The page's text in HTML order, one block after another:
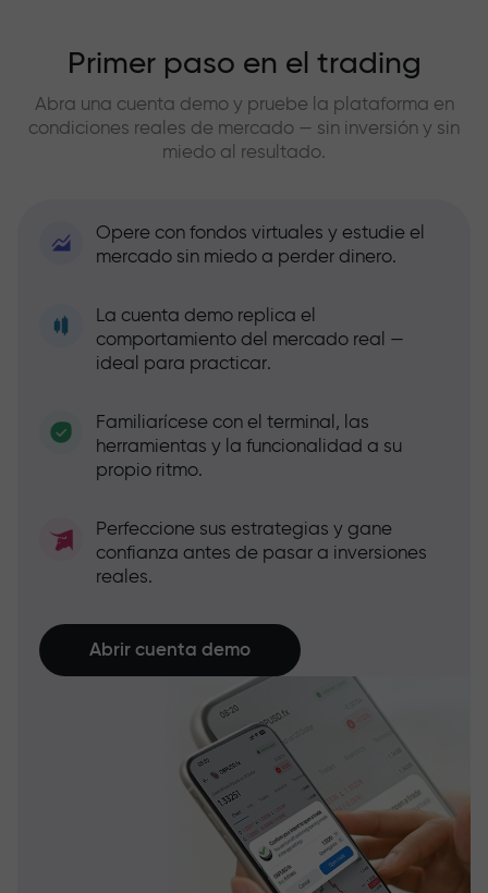
Primer paso en el trading
Abra una cuenta demo y pruebe la plataforma en
condiciones reales de mercado — sin inversión y sin
miedo al resultado.
Opere con fondos virtuales y estudie el
mercado sin miedo a perder dinero.
La cuenta demo replica el
comportamiento del mercado real —
ideal para practicar.
Familiarícese con el terminal, las
herramientas y la funcionalidad a su
propio ritmo.
Perfeccione sus estrategias y gane
confianza antes de pasar a inversiones
reales.
Abrir cuenta demo